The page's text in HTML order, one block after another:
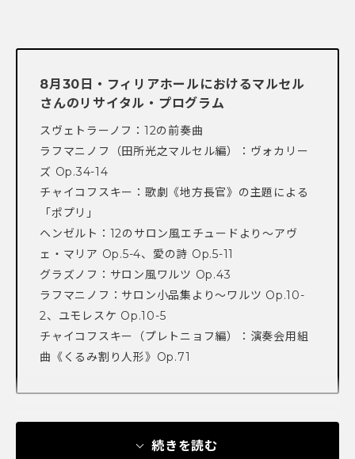
8月30日・フィリアホールにおけるマルセル
さんのリサイタル・プログラム
スヴェトラーノフ：12の前奏曲
ラフマニノフ（田所光之マルセル編）：ヴォカリー
ズ Op.34-14
チャイコフスキー：歌劇《地方長官》の主題による
「ポプリ」
ヘンゼルト：12のサロン風エチュードより～アヴ
ェ・マリア Op.5-4、愛の詩 Op.5-11
グラズノフ：サロン風ワルツ Op.43
ラフマニノフ：サロン小品集より～ワルツ Op.10-
2、ユモレスケ Op.10-5
チャイコフスキー（プレトニョフ編）：演奏会用組
曲《くるみ割り人形》Op.71
続きを読む